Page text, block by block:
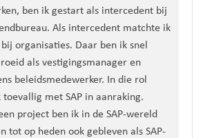
ben ik gestart als intercedent bij
Als intercedent matchte ik
organisaties. Daar ben ik snel
als vestigingsmanager en
beleidsmedewerker. In die rol
toevallig met SAP in aanraking.
project ben ik in de SAP-wereld
tot op heden ook gebleven als SAP-